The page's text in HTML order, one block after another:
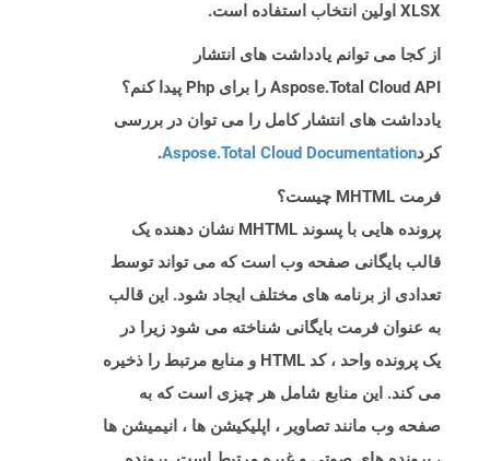
XLSX اولین انتخاب استفاده است.
از کجا می توانم یادداشت های انتشار
Aspose.Total Cloud API را برای Php پیدا کنم؟
یادداشت های انتشار کامل را می توان در بررسی
کردAspose.Total Cloud Documentation
.
فرمت MHTML چیست؟
پرونده هایی با پسوند MHTML نشان دهنده یک
قالب بایگانی صفحه وب است که می تواند توسط
تعدادی از برنامه های مختلف ایجاد شود. این قالب
به عنوان فرمت بایگانی شناخته می شود زیرا در
یک پرونده واحد ، کد HTML و منابع مرتبط را ذخیره
می کند. این منابع شامل هر چیزی است که به
صفحه وب مانند تصاویر ، اپلیکیشن ها ، انیمیشن ها